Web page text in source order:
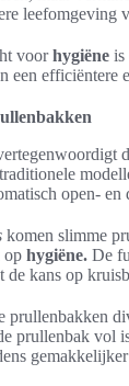
leefomgeving
voorhygiëne is
een efficiëntere
open-
komen slimme
op hygiëne. De
de kans op
prullenbakken
prullenbak vol